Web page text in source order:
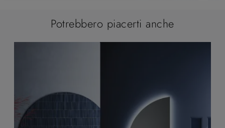
Potrebbero piacerti anche